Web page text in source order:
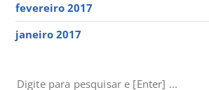
fevereiro 2017
janeiro 2017
PESQUISAR